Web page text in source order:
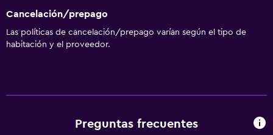
Cancelación/prepago
Las políticas de cancelación/prepago varían según el tipo de
habitación y el proveedor.
Preguntas frecuentes